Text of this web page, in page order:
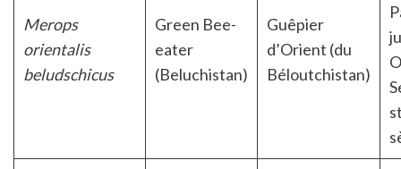
Merops
orientalis
beludschicus
Green Bee-
eater
(Beluchistan)
Guêpier
d’Orient (du
Béloutchistan)